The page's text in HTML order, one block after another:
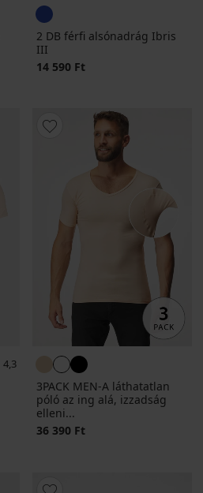
2 DB férfi alsónadrág Ibris
III
14 590 Ft
4,3
3PACK MEN-A láthatatlan
póló az ing alá, izzadság
elleni...
36 390 Ft